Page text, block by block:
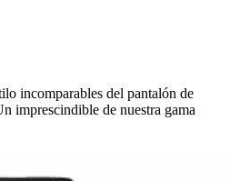
incomparables del pantalón de
imprescindible de nuestra gama